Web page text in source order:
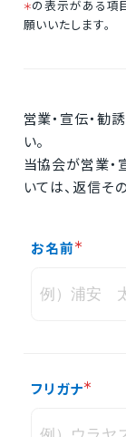
＊の表示がある項
願いいたします。
営業・宣伝・勧
い。
当協会が営業・
いては、返信そ
お名前
フリガナ